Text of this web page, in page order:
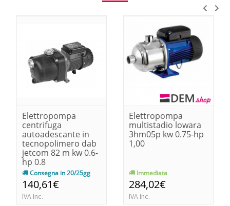
Elettropompa
centrifuga
autoadescante in
tecnopolimero dab
jetcom 82 m kw 0.6-
hp 0.8
Consegna in 20/25gg
140,61€
IVA Inc.
Elettropompa
multistadio lowara
3hm05p kw 0.75-hp
1,00
Immediata
284,02€
IVA Inc.